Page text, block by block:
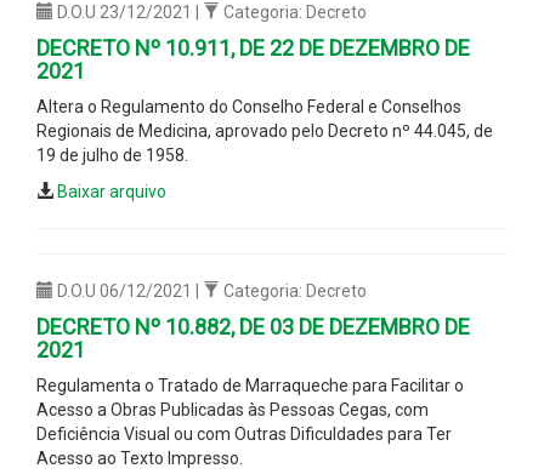
D.O.U 23/12/2021 | Categoria: Decreto
DECRETO Nº 10.911, DE 22 DE DEZEMBRO DE
2021
Altera o Regulamento do Conselho Federal e Conselhos
Regionais de Medicina, aprovado pelo Decreto nº 44.045, de
19 de julho de 1958.
Baixar arquivo
D.O.U 06/12/2021 | Categoria: Decreto
DECRETO Nº 10.882, DE 03 DE DEZEMBRO DE
2021
Regulamenta o Tratado de Marraqueche para Facilitar o
Acesso a Obras Publicadas às Pessoas Cegas, com
Deficiência Visual ou com Outras Dificuldades para Ter
Acesso ao Texto Impresso.